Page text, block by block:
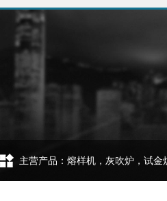
主营产品：熔样机，灰吹炉，试